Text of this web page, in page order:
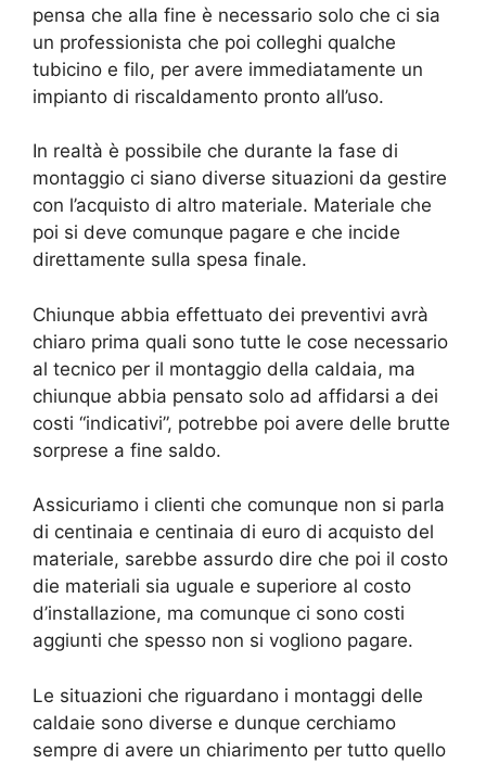
pensa che alla fine è necessario solo che ci sia
un professionista che poi colleghi qualche
tubicino e filo, per avere immediatamente un
impianto di riscaldamento pronto all’uso.
In realtà è possibile che durante la fase di
montaggio ci siano diverse situazioni da gestire
con l’acquisto di altro materiale. Materiale che
poi si deve comunque pagare e che incide
direttamente sulla spesa finale.
Chiunque abbia effettuato dei preventivi avrà
chiaro prima quali sono tutte le cose necessario
al tecnico per il montaggio della caldaia, ma
chiunque abbia pensato solo ad affidarsi a dei
costi “indicativi”, potrebbe poi avere delle brutte
sorprese a fine saldo.
Assicuriamo i clienti che comunque non si parla
di centinaia e centinaia di euro di acquisto del
materiale, sarebbe assurdo dire che poi il costo
die materiali sia uguale e superiore al costo
d’installazione, ma comunque ci sono costi
aggiunti che spesso non si vogliono pagare.
Le situazioni che riguardano i montaggi delle
caldaie sono diverse e dunque cerchiamo
sempre di avere un chiarimento per tutto quello